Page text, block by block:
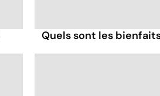
Quels sont les